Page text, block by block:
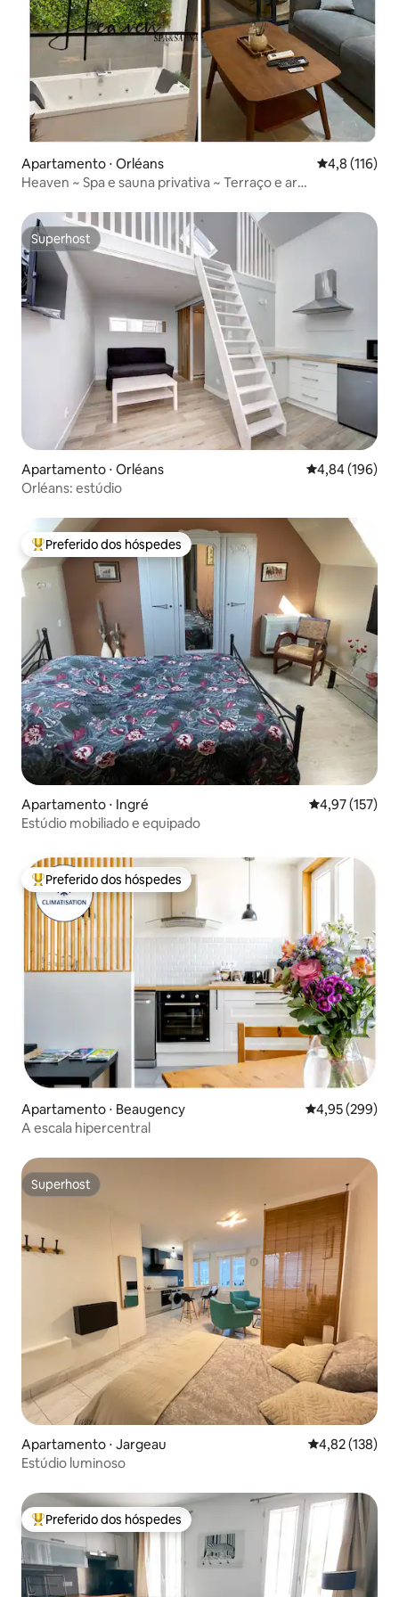
Apartamento ⋅ Orléans 4,8 de uma
4,8 (116)
Heaven ~ Spa e sauna privativa ~ Terraço e ar
Superhost
Superhost
Apartamento ⋅ Orléans 4,84 de uma
4,84 (196)
Orléans: estúdio
Entre os melhores preferidos dos hóspedes
Preferido dos hóspedes
Apartamento ⋅ Ingré 4,97 de uma
4,97 (157)
Estúdio mobiliado e equipado
Entre os melhores preferidos dos hóspedes
Preferido dos hóspedes
Apartamento ⋅ Beaugency 4,95 de uma
4,95 (299)
A escala hipercentral
Superhost
Superhost
Apartamento ⋅ Jargeau 4,82 de uma
4,82 (138)
Estúdio luminoso
Entre os melhores preferidos dos hóspedes
Preferido dos hóspedes